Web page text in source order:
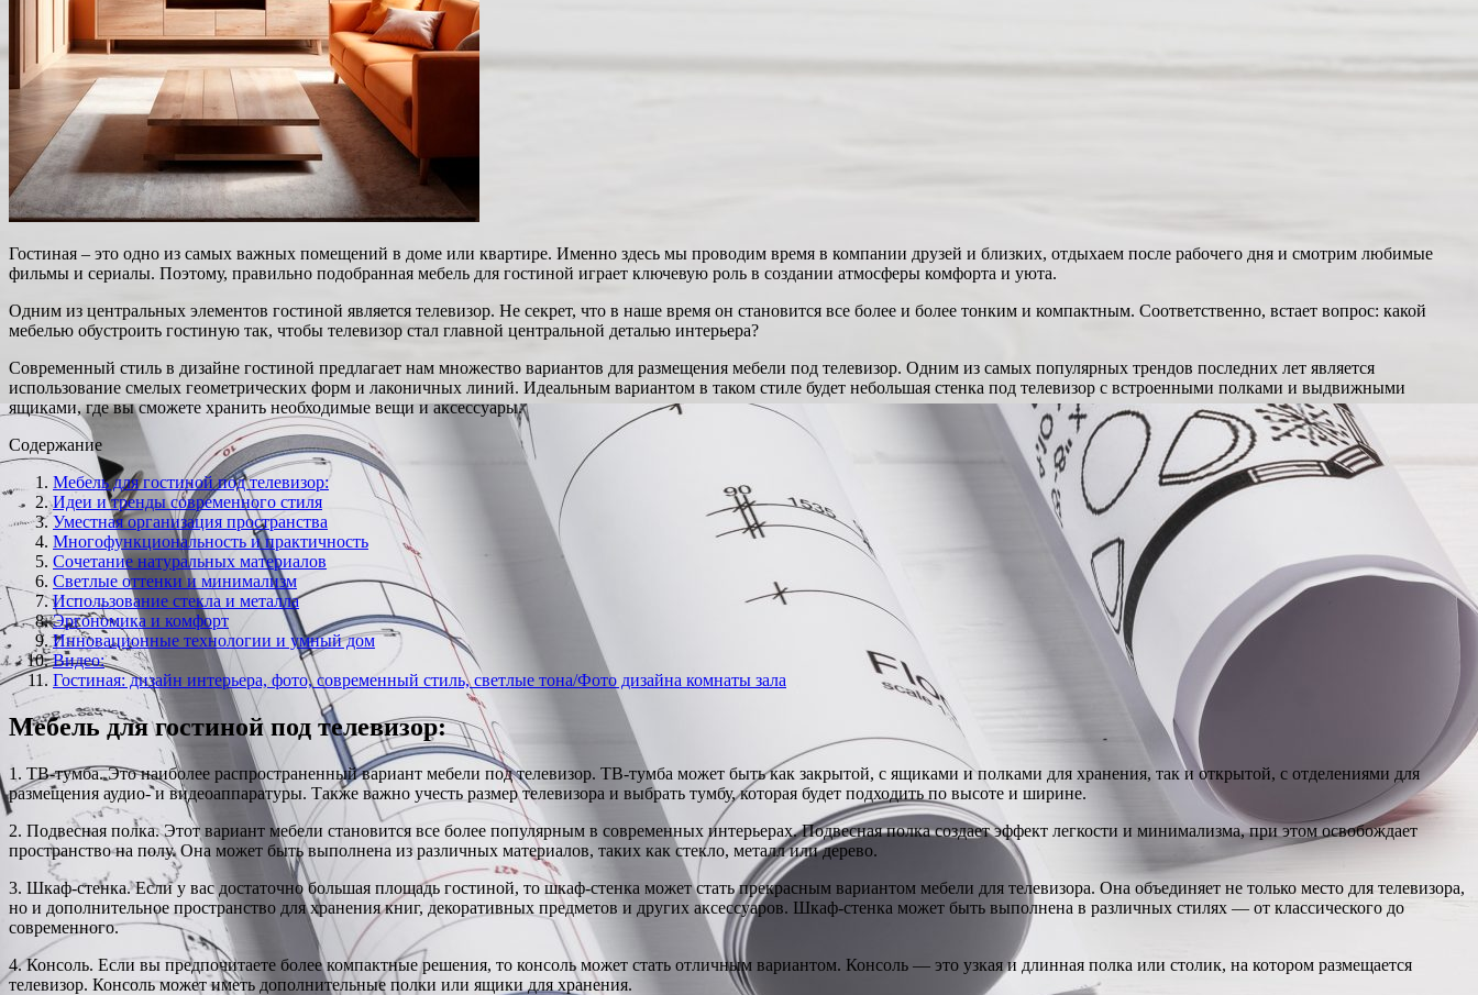
Гостиная – это одно из самых важных помещений в доме или квартире. Именно здесь мы проводим время в компании друзей и близких, отдыхаем после рабочего дня и смотрим любимые
фильмы и сериалы. Поэтому, правильно подобранная мебель для гостиной играет ключевую роль в создании атмосферы комфорта и уюта.
Одним из центральных элементов гостиной является телевизор. Не секрет, что в наше время он становится все более и более тонким и компактным. Соответственно, встает вопрос: какой
мебелью обустроить гостиную так, чтобы телевизор стал главной центральной деталью интерьера?
Современный стиль в дизайне гостиной предлагает нам множество вариантов для размещения мебели под телевизор. Одним из самых популярных трендов последних лет является
использование смелых геометрических форм и лаконичных линий. Идеальным вариантом в таком стиле будет небольшая стенка под телевизор с встроенными полками и выдвижными
ящиками, где вы сможете хранить необходимые вещи и аксессуары.
Содержание
Мебель для гостиной под телевизор:
Идеи и тренды современного стиля
Уместная организация пространства
Многофункциональность и практичность
Сочетание натуральных материалов
Светлые оттенки и минимализм
Использование стекла и металла
Эргономика и комфорт
Инновационные технологии и умный дом
Видео:
Гостиная: дизайн интерьера, фото, современный стиль, светлые тона/Фото дизайна комнаты зала
Мебель для гостиной под телевизор:
1. ТВ-тумба. Это наиболее распространенный вариант мебели под телевизор. ТВ-тумба может быть как закрытой, с ящиками и полками для хранения, так и открытой, с отделениями для
размещения аудио- и видеоаппаратуры. Также важно учесть размер телевизора и выбрать тумбу, которая будет подходить по высоте и ширине.
2. Подвесная полка. Этот вариант мебели становится все более популярным в современных интерьерах. Подвесная полка создает эффект легкости и минимализма, при этом освобождает
пространство на полу. Она может быть выполнена из различных материалов, таких как стекло, металл или дерево.
3. Шкаф-стенка. Если у вас достаточно большая площадь гостиной, то шкаф-стенка может стать прекрасным вариантом мебели для телевизора. Она объединяет не только место для телевизора,
но и дополнительное пространство для хранения книг, декоративных предметов и других аксессуаров. Шкаф-стенка может быть выполнена в различных стилях — от классического до
современного.
4. Консоль. Если вы предпочитаете более компактные решения, то консоль может стать отличным вариантом. Консоль — это узкая и длинная полка или столик, на котором размещается
телевизор. Консоль может иметь дополнительные полки или ящики для хранения.